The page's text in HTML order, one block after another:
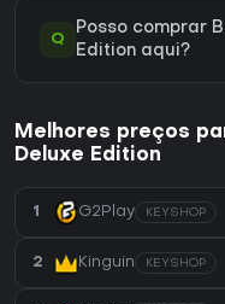
Q
Posso comprar
Edition aqui?
Melhores preços
Deluxe Edition
1 G2Play KEYSHOP
2 Kinguin KEYSHOP